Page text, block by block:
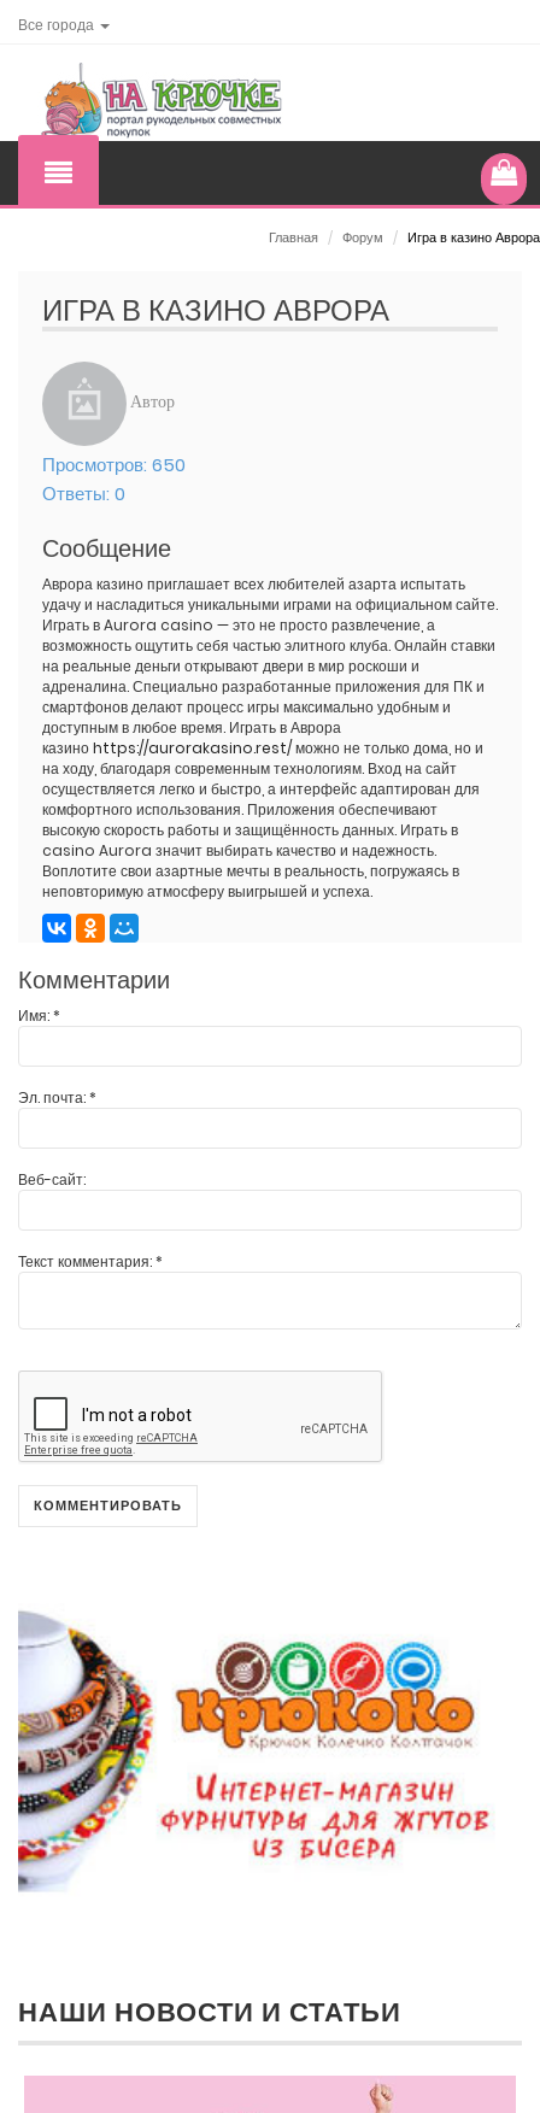
Все города
Главная / Форум / Игра в казино Аврора
ИГРА В КАЗИНО АВРОРА
Автор
Просмотров: 650
Ответы: 0
Сообщение
Аврора казино приглашает всех любителей азарта испытать
удачу и насладиться уникальными играми на официальном сайте.
Играть в Aurora casino — это не просто развлечение, а
возможность ощутить себя частью элитного клуба. Онлайн ставки
на реальные деньги открывают двери в мир роскоши и
адреналина. Специально разработанные приложения для ПК и
смартфонов делают процесс игры максимально удобным и
доступным в любое время. Играть в Аврора
казиноhttps://aurorakasino.rest/можно не только дома, но и
на ходу, благодаря современным технологиям. Вход на сайт
осуществляется легко и быстро, а интерфейс адаптирован для
комфортного использования. Приложения обеспечивают
высокую скорость работы и защищённость данных. Играть в
casino Aurora значит выбирать качество и надежность.
Воплотите свои азартные мечты в реальность, погружаясь в
неповторимую атмосферу выигрышей и успеха.
Комментарии
Имя:*
Эл. почта:*
Веб-сайт:
Текст комментария:*
НАШИ НОВОСТИ И СТАТЬИ